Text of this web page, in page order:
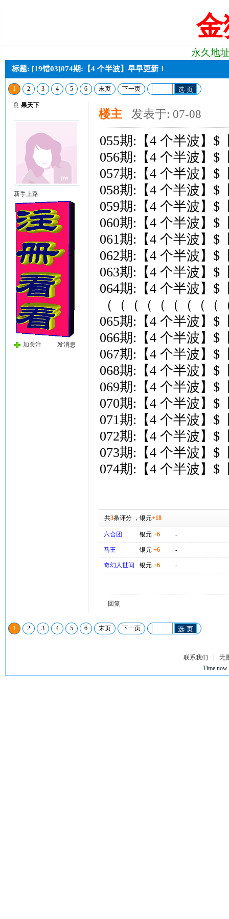
永久地
标题: [19错03]074期:【4 个半波】早早更新！
1 2 3 4 5 6 末页 下一页 选 页
果天下
新手上路
加关注 发消息
楼主 发表于: 07-08
055期:【4 个半波】$
056期:【4 个半波】$
057期:【4 个半波】$
058期:【4 个半波】$
059期:【4 个半波】$
060期:【4 个半波】$
061期:【4 个半波】$
062期:【4 个半波】$
063期:【4 个半波】$
064期:【4 个半波】$
（（（（（（（（（
065期:【4 个半波】$
066期:【4 个半波】$
067期:【4 个半波】$
068期:【4 个半波】$
069期:【4 个半波】$
070期:【4 个半波】$
071期:【4 个半波】$
072期:【4 个半波】$
073期:【4 个半波】$
074期:【4 个半波】$
共3条评分， 银元+18
六合团 银元 +6 -
马王 银元 +6 -
奇幻人世间 银元 +6 -
回复
1 2 3 4 5 6 末页 下一页 选 页
联系我们
无
Time now